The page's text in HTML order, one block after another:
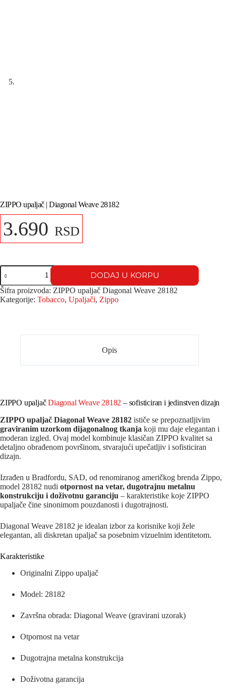
ZIPPO upaljač | Diagonal Weave 28182
3.690 RSD
DODAJ U KORPU
Šifra proizvoda: ZIPPO upaljač Diagonal Weave 28182
Kategorije: Tobacco, Upaljači, Zippo
Opis
ZIPPO upaljačDiagonal Weave 28182 – sofisticiran i jedinstven dizajn
ZIPPO upaljač Diagonal Weave 28182 ističe se prepoznatljivim
graviranim uzorkom dijagonalnog tkanja koji mu daje elegantan i
moderan izgled. Ovaj model kombinuje klasičan ZIPPO kvalitet sa
detaljno obrađenom površinom, stvarajući upečatljiv i sofisticiran
dizajn.
Izrađen u Bradfordu, SAD, od renomiranog američkog brenda Zippo,
model 28182 nudi otpornost na vetar, dugotrajnu metalnu
konstrukciju i doživotnu garanciju – karakteristike koje ZIPPO
upaljače čine sinonimom pouzdanosti i dugotrajnosti.
Diagonal Weave 28182 je idealan izbor za korisnike koji žele
elegantan, ali diskretan upaljač sa posebnim vizuelnim identitetom.
Karakteristike
Originalni Zippo upaljač
Model: 28182
Završna obrada: Diagonal Weave (gravirani uzorak)
Otpornost na vetar
Dugotrajna metalna konstrukcija
Doživotna garancija